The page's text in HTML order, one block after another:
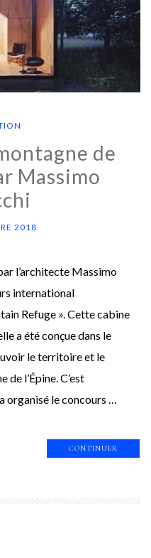
de
Massimo
2018
l’architecte Massimo
international
Refuge ». Cette cabine
a été conçue dans le
le territoire et le
de l’Épine. C’est
organisé le concours …
CONTINUER